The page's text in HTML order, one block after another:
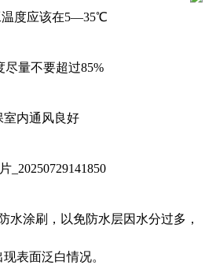
温度应该在5—35℃
尽量不要超过85%
室内通风良好
水涂刷，以免防水层因水分过多，
表面泛白情况。